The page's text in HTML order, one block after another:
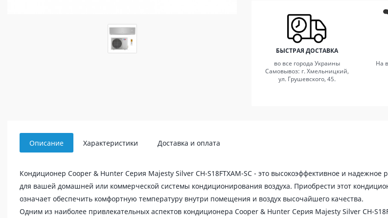
БЫСТРАЯ ДОСТАВКА
во все города Украины
Самовывоз: г. Хмельницкий,
ул. Грушевского, 45.
На
Описание Характеристики Доставка и оплата
Кондиционер Cooper & Hunter Серия Majesty Silver CH-S18FTXAM-SC - это высокоэффективное и надежное
для вашей домашней или коммерческой системы кондиционирования воздуха. Приобрести этот
означает обеспечить комфортную температуру внутри помещения и воздух высочайшего качества.
Одним из наиболее привлекательных аспектов кондиционера Cooper & Hunter Серия Majesty Silver CH-